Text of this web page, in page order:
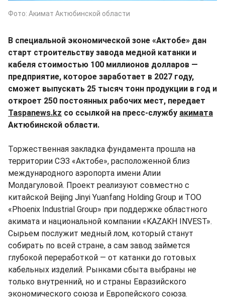
Фото: Акимат Актюбинской области
В специальной экономической зоне «Актобе» дан
старт строительству завода медной катанки и
кабеля стоимостью 100 миллионов долларов —
предприятие, которое заработает в 2027 году,
сможет выпускать 25 тысяч тонн продукции в год и
откроет 250 постоянных рабочих мест, передает
Taspanews.kz со ссылкой на пресс-службу акимата
Актюбинской области.
Торжественная закладка фундамента прошла на
территории СЭЗ «Актобе», расположенной близ
международного аэропорта имени Алии
Молдагуловой. Проект реализуют совместно с
китайской Beijing Jinyi Yuanfang Holding Group и ТОО
«Phoenix Industrial Group» при поддержке областного
акимата и национальной компании «KAZAKH INVEST».
Сырьем послужит медный лом, который станут
собирать по всей стране, а сам завод займется
глубокой переработкой — от катанки до готовых
кабельных изделий. Рынками сбыта выбраны не
только внутренний, но и страны Евразийского
экономического союза и Европейского союза.